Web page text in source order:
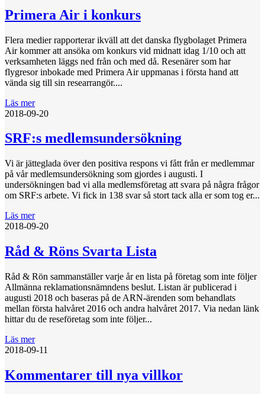
Primera Air i konkurs
Flera medier rapporterar ikväll att det danska flygbolaget Primera
Air kommer att ansöka om konkurs vid midnatt idag 1/10 och att
verksamheten läggs ned från och med då. Resenärer som har
flygresor inbokade med Primera Air uppmanas i första hand att
vända sig till sin researrangör....
Läs mer
2018-09-20
SRF:s medlemsundersökning
Vi är jätteglada över den positiva respons vi fått från er medlemmar
på vår medlemsundersökning som gjordes i augusti. I
undersökningen bad vi alla medlemsföretag att svara på några frågor
om SRF:s arbete. Vi fick in 138 svar så stort tack alla er som tog er...
Läs mer
2018-09-20
Råd & Röns Svarta Lista
Råd & Rön sammanställer varje år en lista på företag som inte följer
Allmänna reklamationsnämndens beslut. Listan är publicerad i
augusti 2018 och baseras på de ARN-ärenden som behandlats
mellan första halvåret 2016 och andra halvåret 2017. Via nedan länk
hittar du de reseföretag som inte följer...
Läs mer
2018-09-11
Kommentarer till nya villkor